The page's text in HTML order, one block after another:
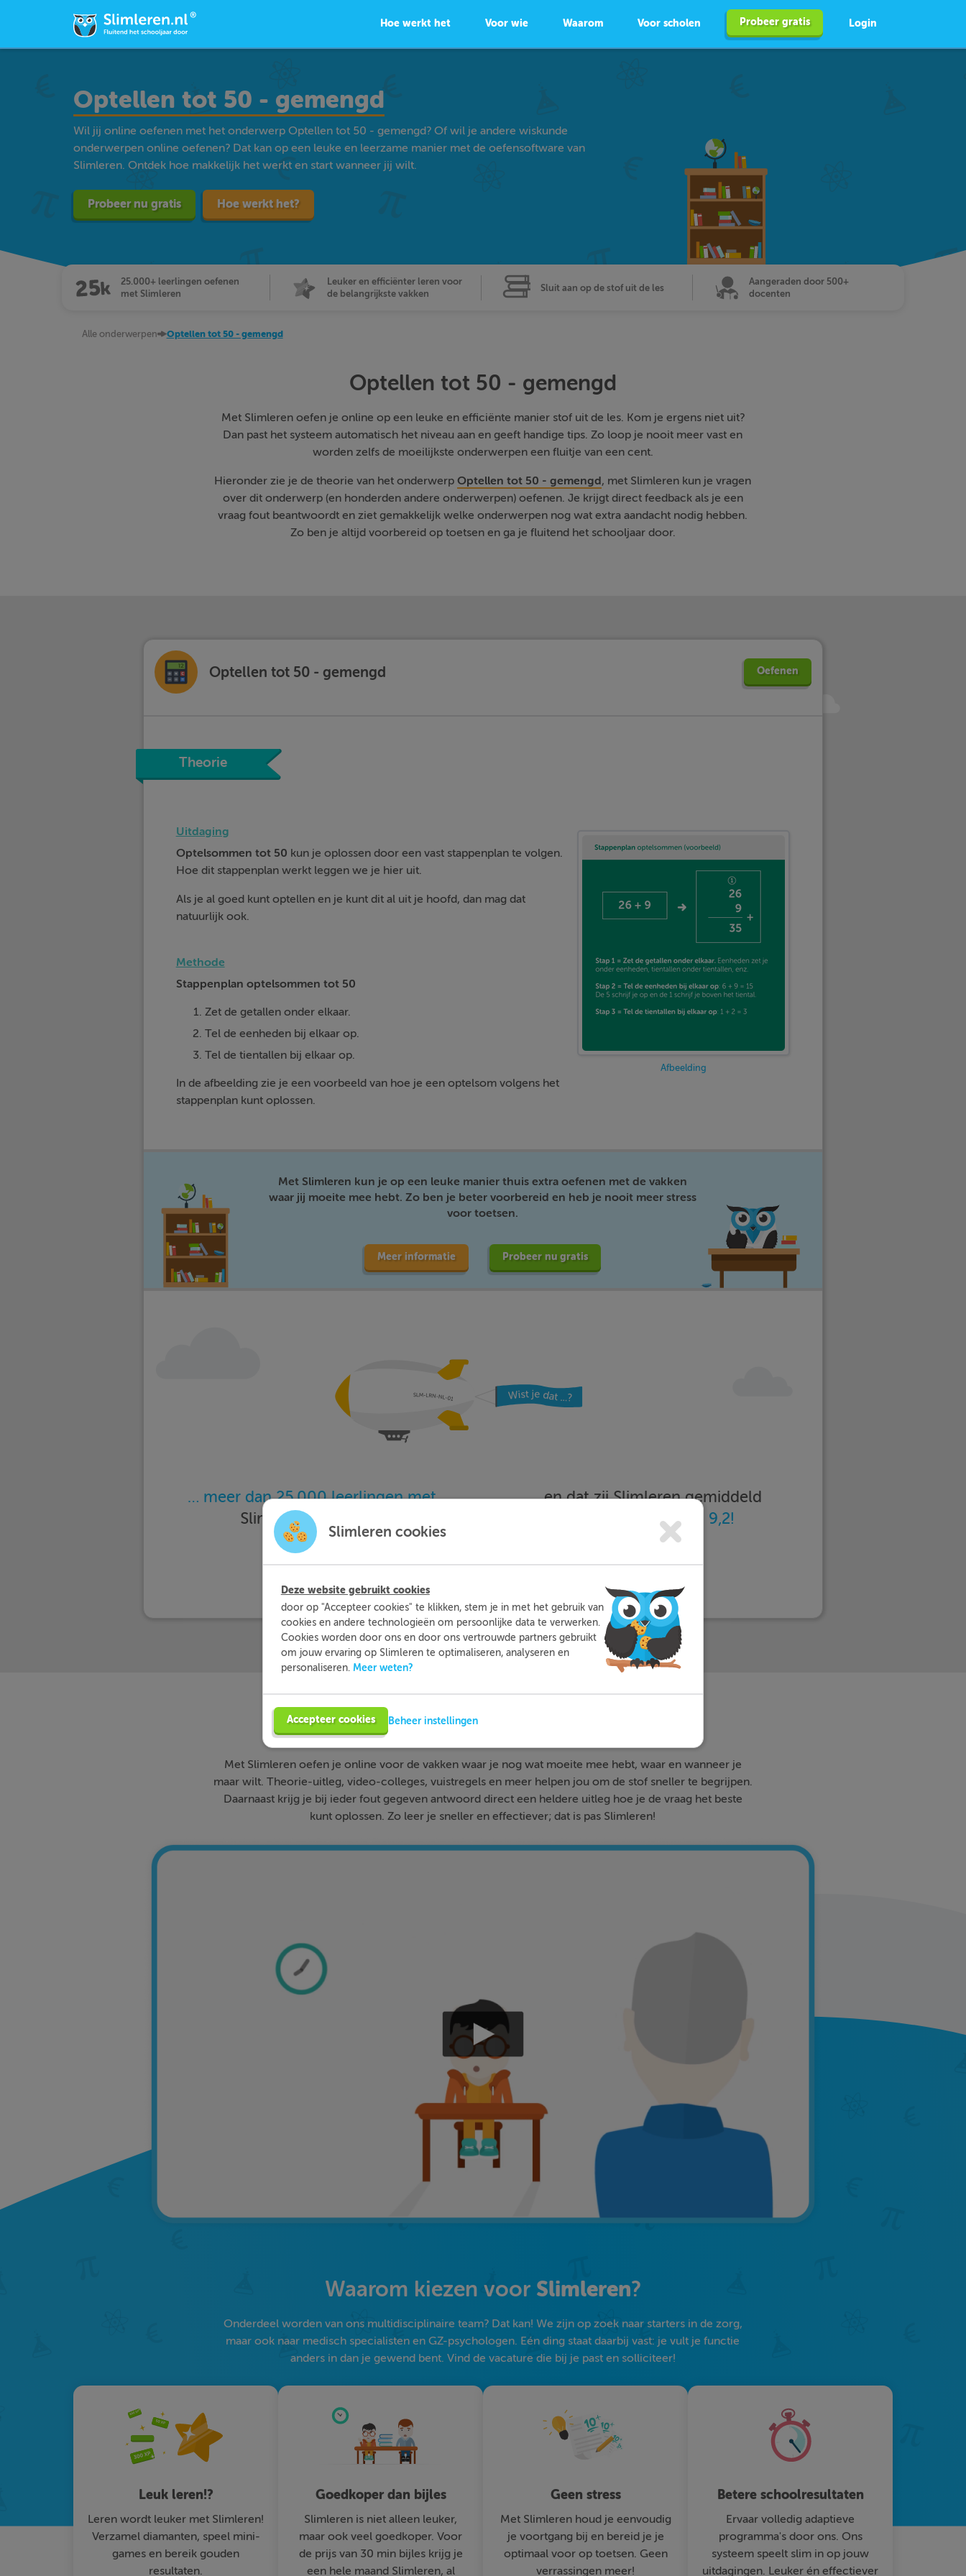
Hoe werkt het Voor wie Waarom Voor scholen Probeer gratis Login
Optellen tot 50 - gemengd
Wil jij online oefenen met het onderwerp Optellen tot 50 - gemengd? Of wil je andere wiskunde
onderwerpen online oefenen? Dat kan op een leuke en leerzame manier met de oefensoftware van
Slimleren. Ontdek hoe makkelijk het werkt en start wanneer jij wilt.
Probeer nu gratis Hoe werkt het?
25.000+ leerlingen oefenen
met Slimleren
Leuker en efficiënter leren voor
de belangrijkste vakken
Sluit aan op de stof uit de les
Aangeraden door 500+
docenten
Alle onderwerpen Optellen tot 50 - gemengd
Optellen tot 50 - gemengd
Met Slimleren oefen je online op een leuke en efficiënte manier stof uit de les. Kom je ergens niet uit?
Dan past het systeem automatisch het niveau aan en geeft handige tips. Zo loop je nooit meer vast en
worden zelfs de moeilijkste onderwerpen een fluitje van een cent.
Hieronder zie je de theorie van het onderwerpOptellen tot 50 - gemengd, met Slimleren kun je vragen
over dit onderwerp (en honderden andere onderwerpen) oefenen. Je krijgt direct feedback als je een
vraag fout beantwoordt en ziet gemakkelijk welke onderwerpen nog wat extra aandacht nodig hebben.
Zo ben je altijd voorbereid op toetsen en ga je fluitend het schooljaar door.
Optellen tot 50 - gemengd Oefenen
Theorie
Afbeelding
Uitdaging
Optelsommen tot 50 kun je oplossen door een vast stappenplan te volgen.
Hoe dit stappenplan werkt leggen we je hier uit.
Als je al goed kunt optellen en je kunt dit al uit je hoofd, dan mag dat
natuurlijk ook.
Methode
Stappenplan optelsommen tot 50
Zet de getallen onder elkaar.
Tel de eenheden bij elkaar op.
Tel de tientallen bij elkaar op.
In de afbeelding zie je een voorbeeld van hoe je een optelsom volgens het
stappenplan kunt oplossen.
Met Slimleren kun je op een leuke manier thuis extra oefenen met de vakken
waar jij moeite mee hebt. Zo ben je beter voorbereid en heb je nooit meer stress
voor toetsen.
Meer informatie Probeer nu gratis
… meer dan 25.000 leerlingen met
Slimleren oefenen…
… en dat zij Slimleren gemiddeld
met een 9,2!
Wat isSlimleren
Met Slimleren oefen je online voor de vakken waar je nog wat moeite mee hebt, waar en wanneer je
maar wilt. Theorie-uitleg, video-colleges, vuistregels en meer helpen jou om de stof sneller te begrijpen.
Daarnaast krijg je bij ieder fout gegeven antwoord direct een heldere uitleg hoe je de vraag het beste
kunt oplossen. Zo leer je sneller en effectiever; dat is pas Slimleren!
Waarom kiezen voor Slimleren?
Onderdeel worden van ons multidisciplinaire team? Dat kan! We zijn op zoek naar starters in de zorg,
maar ook naar medisch specialisten en GZ-psychologen. Eén ding staat daarbij vast: je vult je functie
anders in dan je gewend bent. Vind de vacature die bij je past en solliciteer!
Leuk leren!?
Leren wordt leuker met Slimleren!
Verzamel diamanten, speel mini-
games en bereik gouden
resultaten.
Goedkoper dan bijles
Slimleren is niet alleen leuker,
maar ook veel goedkoper. Voor
de prijs van 30 min bijles krijg je
een hele maand Slimleren, al
Geen stress
Met Slimleren houd je eenvoudig
je voortgang bij en bereid je je
optimaal voor op toetsen. Geen
verrassingen meer!
Betere schoolresultaten
Ervaar volledig adaptieve
programma's door ons. Ons
systeem speelt slim in op jouw
uitdagingen. Leuker én effectiever
Slimleren cookies
Deze website gebruikt cookies
door op "Accepteer cookies" te klikken, stem je in met het gebruik van
cookies en andere technologieën om persoonlijke data te verwerken.
Cookies worden door ons en door ons vertrouwde partners gebruikt
om jouw ervaring op Slimleren te optimaliseren, analyseren en
personaliseren. Meer weten?
Accepteer cookies Beheer instellingen